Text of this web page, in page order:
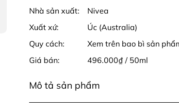
Nhà sản xuất:
Nivea
Xuất xứ:
Úc (Australia)
Quy cách:
Xem trên bao bì sản
Giá bán:
496.000₫ / 50ml
Mô tả sản phẩm